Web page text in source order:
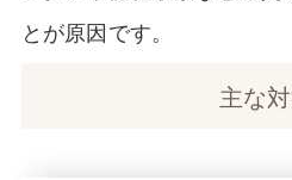
とが原因です。
主な